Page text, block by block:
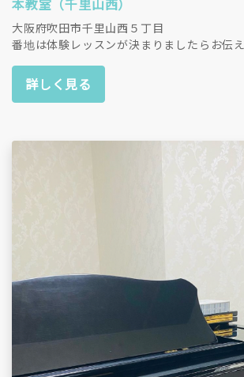
本教室（千里山西）
大阪府吹田市千里山西５丁目
番地は体験レッスンが決まりましたらお伝え
詳しく見る